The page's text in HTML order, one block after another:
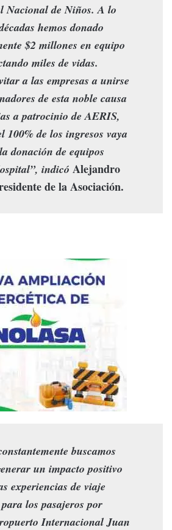
Nacional de Niños. A lo
hemos donado
$2 millones en equipo
miles de vidas.
a las empresas a unirse
de esta noble causa
a patrocinio de AERIS,
100% de los ingresos vaya
donación de equipos
indicó Alejandro
de la Asociación.
buscamos
un impacto positivo
experiencias de viaje
los pasajeros por
Internacional Juan